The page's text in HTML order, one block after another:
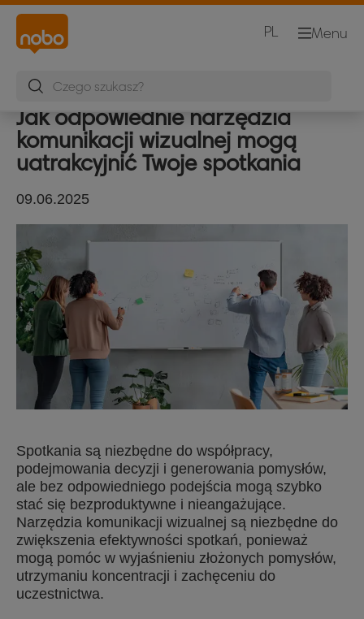
Menu
PL
Jak odpowiednie narzędzia
komunikacji wizualnej mogą
uatrakcyjnić Twoje spotkania
09.06.2025
Spotkania są niezbędne do współpracy,
podejmowania decyzji i generowania pomysłów,
ale bez odpowiedniego podejścia mogą szybko
stać się bezproduktywne i nieangażujące.
Narzędzia komunikacji wizualnej są niezbędne do
zwiększenia efektywności spotkań, ponieważ
mogą pomóc w wyjaśnieniu złożonych pomysłów,
utrzymaniu koncentracji i zachęceniu do
uczestnictwa.